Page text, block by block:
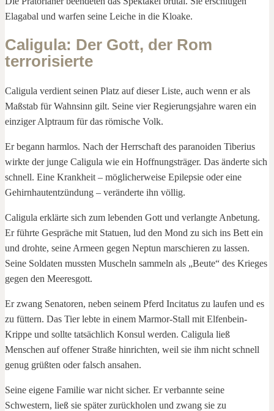
Elagabal und warfen seine Leiche in die Kloake.
Caligula: Der Gott, der Rom
terrorisierte
Caligula verdient seinen Platz auf dieser Liste, auch wenn er als
Maßstab für Wahnsinn gilt. Seine vier Regierungsjahre waren ein
einziger Alptraum für das römische Volk.
Er begann harmlos. Nach der Herrschaft des paranoiden Tiberius
wirkte der junge Caligula wie ein Hoffnungsträger. Das änderte sich
schnell. Eine Krankheit – möglicherweise Epilepsie oder eine
Gehirnhautentzündung – veränderte ihn völlig.
Caligula erklärte sich zum lebenden Gott und verlangte Anbetung.
Er führte Gespräche mit Statuen, lud den Mond zu sich ins Bett ein
und drohte, seine Armeen gegen Neptun marschieren zu lassen.
Seine Soldaten mussten Muscheln sammeln als „Beute“ des Krieges
gegen den Meeresgott.
Er zwang Senatoren, neben seinem Pferd Incitatus zu laufen und es
zu füttern. Das Tier lebte in einem Marmor-Stall mit Elfenbein-
Krippe und sollte tatsächlich Konsul werden. Caligula ließ
Menschen auf offener Straße hinrichten, weil sie ihm nicht schnell
genug grüßten oder falsch ansahen.
Seine eigene Familie war nicht sicher. Er verbannte seine
Schwestern, ließ sie später zurückholen und zwang sie zu